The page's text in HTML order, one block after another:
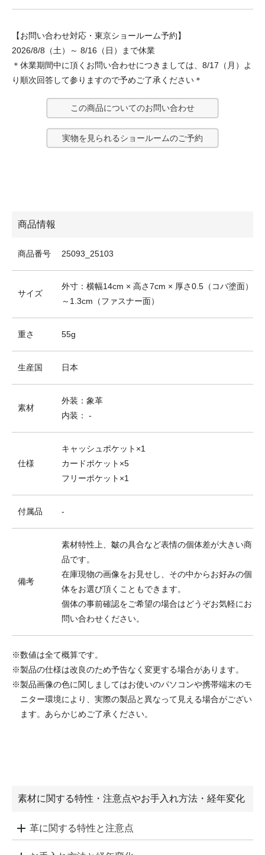
【お問い合わせ対応・東京ショールーム予約】
2026/8/8（土）～ 8/16（日）まで休業
＊休業期間中に頂くお問い合わせにつきましては、8/17（月）よ
り順次回答して参りますので予めご了承ください＊
この商品についてのお問い合わせ
実物を見られるショールームのご予約
商品情報
商品番号 25093_25103
サイズ
外寸：横幅14cm × 高さ7cm × 厚さ0.5（コバ塗面）
～1.3cm（ファスナー面）
重さ 55g
生産国 日本
素材
外装：象革
内装： -
仕様
キャッシュポケット×1
カードポケット×5
フリーポケット×1
付属品 -
備考
素材特性上、皺の具合など表情の個体差が大きい商
品です。
在庫現物の画像をお見せし、その中からお好みの個
体をお選び頂くこともできます。
個体の事前確認をご希望の場合はどうぞお気軽にお
問い合わせください。
※数値は全て概算です。
※製品の仕様は改良のため予告なく変更する場合があります。
※製品画像の色に関しましてはお使いのパソコンや携帯端末のモ
ニター環境により、実際の製品と異なって見える場合がござい
ます。あらかじめご了承ください。
素材に関する特性・注意点やお手入れ方法・経年変化
革に関する特性と注意点